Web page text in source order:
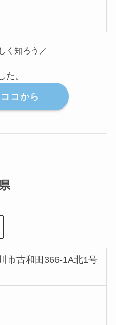
く知ろう／
。
コから
市古和田366-1A北1号